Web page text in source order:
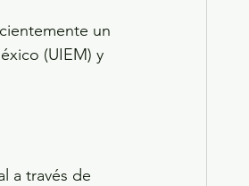
un
(UIEM) y
a través de